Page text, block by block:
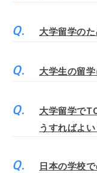
大学留学の
大学生の留
大学留学で
うすればよい
日本の学校